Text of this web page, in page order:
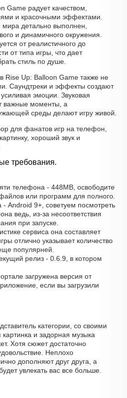
Game радует качеством,
и красочными эффектами.
детально выполнен,
и динамичного окружения.
от реалистичного до
от типа игры, что дает
стиль по душе.
Rise Up: Balloon Game также не
Саундтреки и эффекты создают
эмоции. Звуковая
важные моменты, а
среды делают игру живой.
для фанатов игр на телефон,
хороший звук и
требования.
телефона - 448MB, освободите
или программ для полного.
Android 9+, советуем посмотреть
ведь, из-за несоответствия
при запуске.
сервиса она составляет
отлично указывает количество
популярней.
релиз - 0.6.9, в котором
загружена версия от
если вы загрузили
категории, со своими
и задорная музыка
Хотя сюжет достаточно
Неплохо
дополняют друг друга, а
увлекать вас все больше.